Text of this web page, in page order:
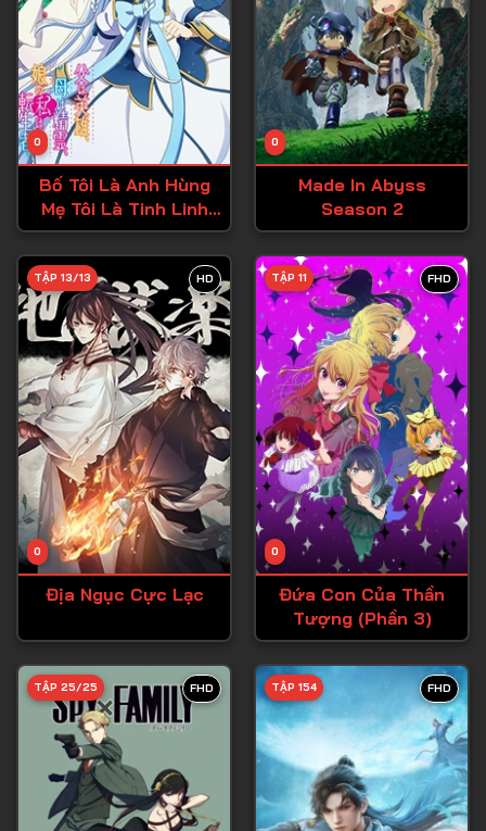
Tập 11
Tập 12
Tập 13
Tập 14
Tập 15
Tập 17
Tập 18
Tập 19
Tập 20
Tập 21
Tập 22
Tập 23
Tập 24
Tập 25
Tập 26
Tập 29
Tập 30
Tập 32
0
Bố Tôi Là Anh Hùng
Mẹ Tôi Là Tinh Linh
Còn Tôi Là Cô Gái
Chuyển Sinh
0
Made In Abyss
Season 2
HD
0
TẬP 13/13
Địa Ngục Cực Lạc
FHD
0
TẬP 11
Đứa Con Của Thần
Tượng (Phần 3)
FHD
TẬP 25/25 FHD
TẬP 154